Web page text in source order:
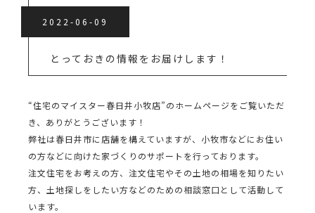
2022-06-09
とっておきの情報をお届けします！
“住宅のマイスター春日井小牧店”のホームページをご覧いただ
き、ありがとうございます！
弊社は春日井市に店舗を構えていますが、小牧市などにお住い
の方などに向けた家づくりのサポートを行っております。
注文住宅をお考えの方、注文住宅やその土地の相場を知りたい
方、土地探しをしたい方などのための相談窓口として活動して
います。